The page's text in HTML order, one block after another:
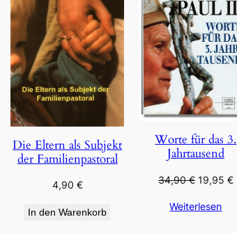
Die Eltern als Subjekt
der Familienpastoral
4,90 €
In den Warenkorb
Worte für das 3.
Jahrtausend
34,90€
war:
19,95 €
Weiterlesen